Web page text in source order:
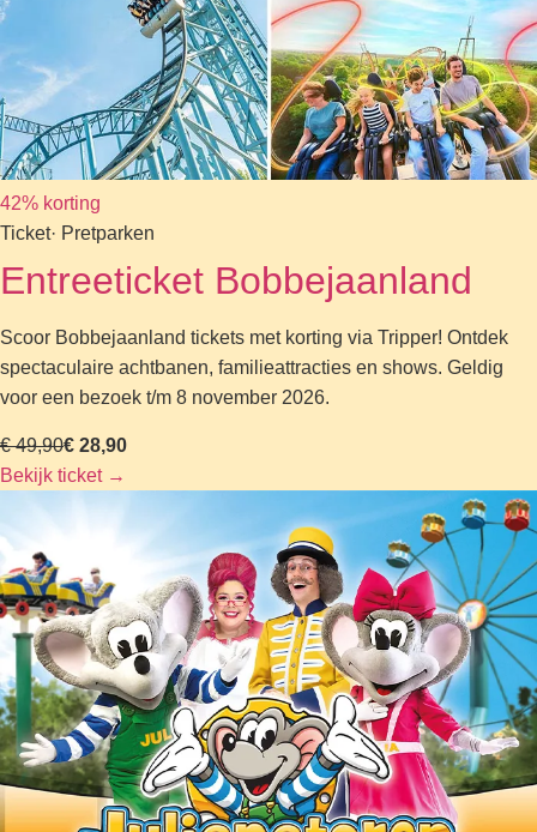
42% korting
Ticket· Pretparken
Entreeticket Bobbejaanland
Scoor Bobbejaanland tickets met korting via Tripper! Ontdek
spectaculaire achtbanen, familieattracties en shows. Geldig
voor een bezoek t/m 8 november 2026.
€ 49,90€ 28,90
Bekijk ticket →